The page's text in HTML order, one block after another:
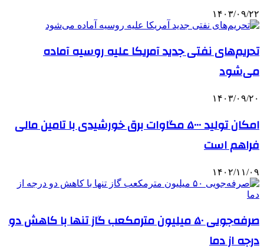
۱۴۰۳/۰۹/۲۲
تحریم‌های نفتی جدید آمریکا علیه روسیه آماده
می‌شود
۱۴۰۳/۰۹/۲۰
امکان تولید ۵۰۰۰ مگاوات برق خورشیدی با تامین مالی
فراهم است
۱۴۰۲/۱۱/۰۹
صرفه‌جویی ۵۰ میلیون مترمکعب گاز تنها با کاهش دو
درجه از دما